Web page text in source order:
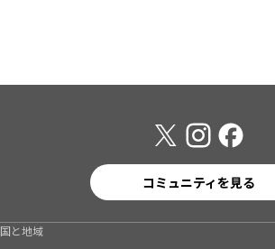
コミュニティを見る
国と地域